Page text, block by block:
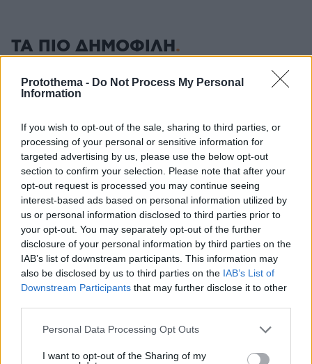
Protothema - Do Not Process My Personal
Information
If you wish to opt-out of the sale, sharing to third parties, or
processing of your personal or sensitive information for
targeted advertising by us, please use the below opt-out
section to confirm your selection. Please note that after your
opt-out request is processed you may continue seeing
interest-based ads based on personal information utilized by
us or personal information disclosed to third parties prior to
your opt-out. You may separately opt-out of the further
disclosure of your personal information by third parties on the
IAB’s list of downstream participants. This information may
also be disclosed by us to third parties on the IAB’s List of
Downstream Participants that may further disclose it to other
Please note that this website/app uses one or more Google
not limited to your visit or usage behaviour. You may click to
Personal Data Processing Opt Outs
I want to opt-out of the Sharing of my
ΤΑ ΠΙΟ ΔΗΜΟΦΙΛΗ